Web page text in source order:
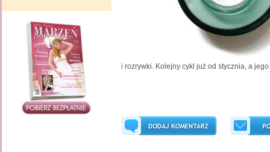
i rozrywki. Kolejny cykl już od stycznia, a